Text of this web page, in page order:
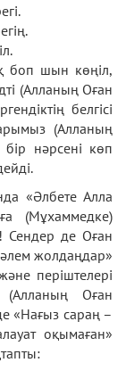
боп шын көңіл,
(Алланың Оған
белгісі
(Алланың
нәрсені көп
«Әлбете Алла
(Мұхаммедке)
Сендер де Оған
жолдаңдар»
періштелері
(Алланың Оған
«Нағыз сараң –
оқымаған»